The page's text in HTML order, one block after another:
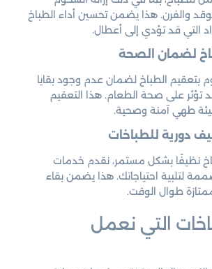
والفرن. هذا يضمن تحسين أداء الطباخ
التي قد تؤدي إلى أعطال.
بتعقيم الطباخ لضمان عدم وجود بقايا
تؤثر على صحة الطعام. هذا التعقيم
طهي آمنة وصحية.
نظيفًا بشكل مستمر، نقدم خدمات
لتلبية احتياجاتك. هذا يضمن بقاء
طوال الوقت.
التي نعمل